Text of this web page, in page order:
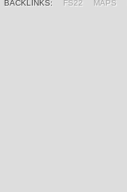
BACKLINKS: FS22 MAPS